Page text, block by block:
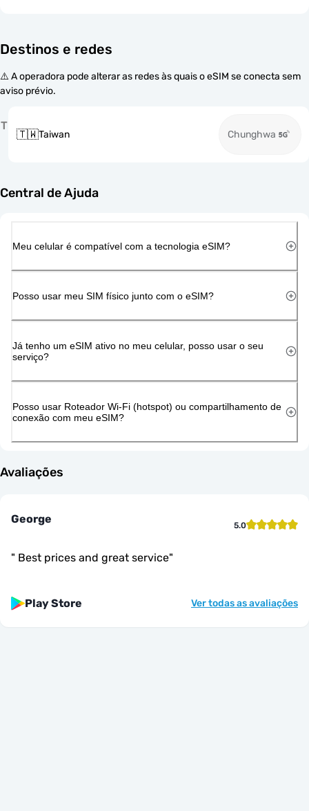
Destinos e redes
⚠️ A operadora pode alterar as redes às quais o eSIM se conecta sem
aviso prévio.
T
🇹🇼Taiwan Chunghwa
Central de Ajuda
Meu celular é compatível com a tecnologia eSIM?
Posso usar meu SIM físico junto com o eSIM?
Já tenho um eSIM ativo no meu celular, posso usar o seu
serviço?
Posso usar Roteador Wi-Fi (hotspot) ou compartilhamento de
conexão com meu eSIM?
Avaliações
George 5.0
" Best prices and great service"
Play Store Ver todas as avaliações